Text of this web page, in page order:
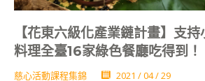
【花東六級化產業鏈計畫】支
料理全臺16家綠色餐廳吃得到！
慈心活動課程集錦 2021 / 04 / 29